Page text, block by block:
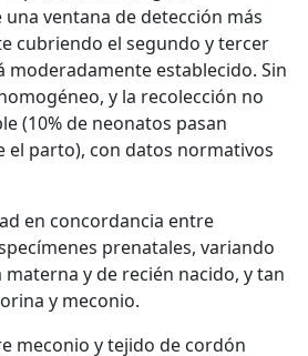
una ventana de detección más
cubriendo el segundo y tercer
moderadamente establecido. Sin
y la recolección no
(10% de neonatos pasan
el parto), con datos normativos
en concordancia entre
prenatales, variando
materna y de recién nacido, y tan
y meconio.
meconio y tejido de cordón